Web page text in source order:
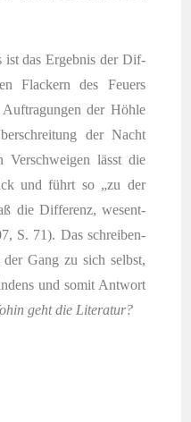
ist das Ergeb­nis der Dif­
Fla­ckern des Feu­ers
der Höh­le
der Nacht
lässt die
und führt so „zu der
die Dif­fe­renz, wesent­
S. 71). Das schrei­ben­
Gang zu sich selbst,
und somit Ant­wort
geht die Literatur?